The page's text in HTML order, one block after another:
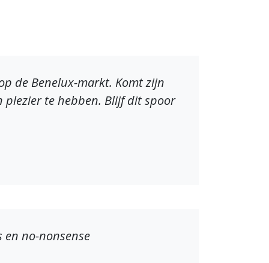
de Benelux-markt. Komt zijn
plezier te hebben. Blijf dit spoor
no-nonsense